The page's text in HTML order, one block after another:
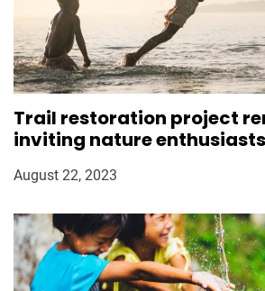
Trail restoration project
inviting nature
August 22, 2023